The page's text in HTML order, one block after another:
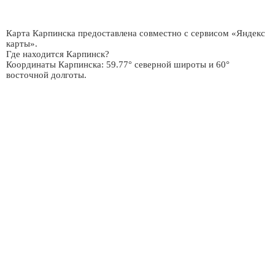
Карта Карпинска предоставлена совместно с сервисом «Яндекс
карты».
Где находится Карпинск?
Координаты Карпинска: 59.77° северной широты и 60°
восточной долготы.